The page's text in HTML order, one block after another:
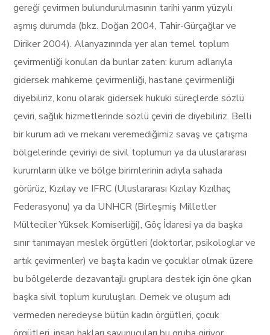
gereği çevirmen bulundurulmasının tarihi yarım yüzyılı
aşmış durumda (bkz. Doğan 2004, Tahir-Gürçağlar ve
Diriker 2004). Alanyazınında yer alan temel toplum
çevirmenliği konuları da bunlar zaten: kurum adlarıyla
gidersek mahkeme çevirmenliği, hastane çevirmenliği
diyebiliriz, konu olarak gidersek hukuki süreçlerde sözlü
çeviri, sağlık hizmetlerinde sözlü çeviri de diyebiliriz. Belli
bir kurum adı ve mekanı veremediğimiz savaş ve çatışma
bölgelerinde çeviriyi de sivil toplumun ya da uluslararası
kurumların ülke ve bölge birimlerinin adıyla sahada
görürüz, Kızılay ve IFRC (Uluslararası Kızılay Kızılhaç
Federasyonu) ya da UNHCR (Birleşmiş Milletler
Mülteciler Yüksek Komiserliği), Göç İdaresi ya da başka
sınır tanımayan meslek örgütleri (doktorlar, psikologlar ve
artık çevirmenler) ve başta kadın ve çocuklar olmak üzere
bu bölgelerde dezavantajlı gruplara destek için öne çıkan
başka sivil toplum kuruluşları. Dernek ve oluşum adı
vermeden neredeyse bütün kadın örgütleri, çocuk